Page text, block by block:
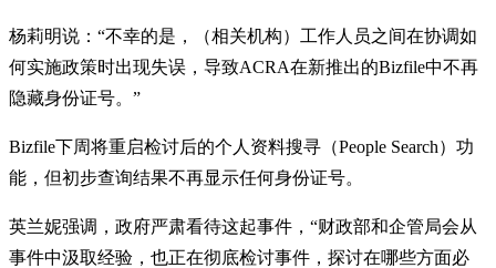
杨莉明说：“不幸的是，（相关机构）工作人员之间在协调如
何实施政策时出现失误，导致ACRA在新推出的Bizfile中不再
隐藏身份证号。”
Bizfile下周将重启检讨后的个人资料搜寻（People Search）功
能，但初步查询结果不再显示任何身份证号。
英兰妮强调，政府严肃看待这起事件，“财政部和企管局会从
事件中汲取经验，也正在彻底检讨事件，探讨在哪些方面必